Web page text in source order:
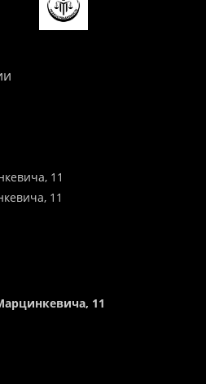
11
11
11